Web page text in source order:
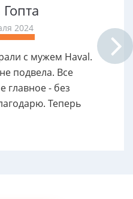
2024
с мужем Haval.
подвела. Все
главное - без
Теперь